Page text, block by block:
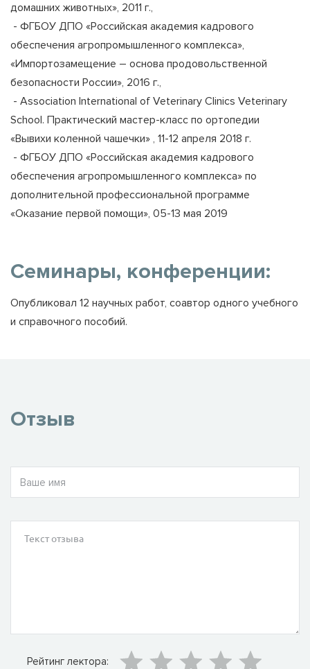
домашних животных», 2011 г.,
- ФГБОУ ДПО «Российская академия кадрового
обеспечения агропромышленного комплекса»,
«Импортозамещение – основа продовольственной
безопасности России», 2016 г.,
- Association International of Veterinary Clinics Veterinary
School. Практический мастер-класс по ортопедии
«Вывихи коленной чашечки» , 11-12 апреля 2018 г.
- ФГБОУ ДПО «Российская академия кадрового
обеспечения агропромышленного комплекса» по
дополнительной профессиональной программе
«Оказание первой помощи», 05-13 мая 2019
Семинары, конференции:
Опубликовал 12 научных работ, соавтор одного учебного
и справочного пособий.
Отзыв
Рейтинг лектора: